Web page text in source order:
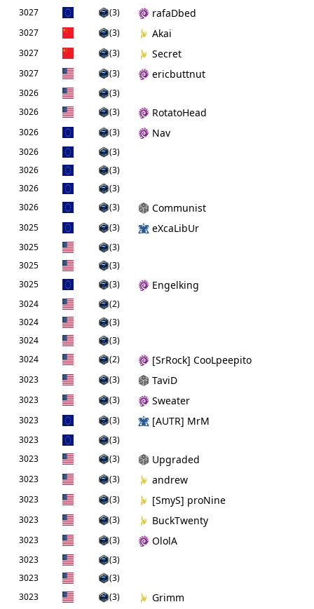
3027
(3) rafaDbed
3027 (3) Akai
3027 (3) Secret
3027 (3) ericbuttnut
3026
(3)
3026
(3) RotatoHead
3026 (3) Nav
3026
(3)
3026
(3)
3026
(3)
3026
(3) Communist
3025 (3) eXcaLibUr
3025
(3)
3025
(3)
3025
(3) Engelking
3024
(2)
3024
(3)
3024
(3)
3024
(2) [SrRock] CooLpeepito
3023 (3) TaviD
3023 (3) Sweater
3023 (3) [AUTR] MrM
3023
(3)
3023
(3) Upgraded
3023 (3) andrew
3023 (3) [SmyS] proNine
3023 (3) BuckTwenty
3023 (3) OlolA
3023
(3)
3023
(3)
3023
(3) Grimm